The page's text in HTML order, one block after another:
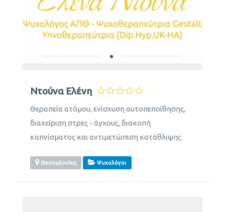
Ντούνα Ελένη
Θεραπεία ατόμου, ενίσχυση αυτοπεποίθησης,
διαχείριση στρες - άγχους, διακοπή
καπνίσματος και αντιμετώπιση κατάθλιψης.
Θεσσαλονίκη Ψυχολόγοι